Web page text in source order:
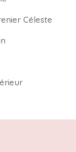
Céleste